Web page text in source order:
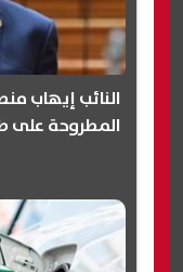
النائب إيهاب
المطروحة على